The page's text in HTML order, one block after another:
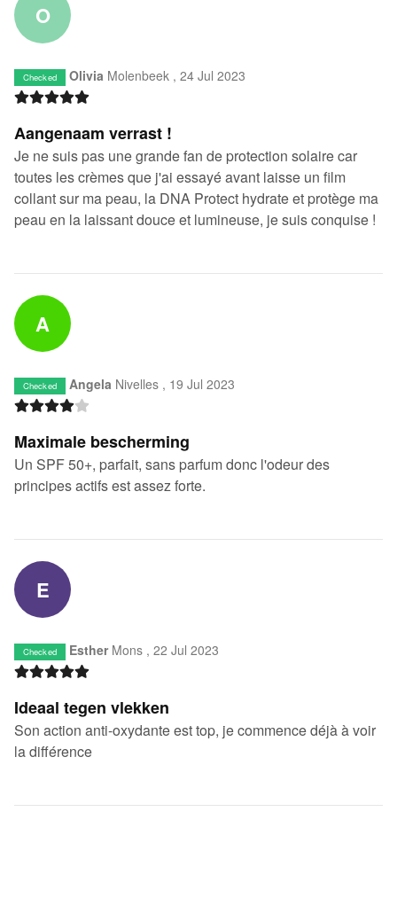
O
Checked Olivia Molenbeek , 24 Jul 2023
Aangenaam verrast !
Je ne suis pas une grande fan de protection solaire car
toutes les crèmes que j'ai essayé avant laisse un film
collant sur ma peau, la DNA Protect hydrate et protège ma
peau en la laissant douce et lumineuse, je suis conquise !
A
Checked Angela Nivelles , 19 Jul 2023
Maximale bescherming
Un SPF 50+, parfait, sans parfum donc l'odeur des
principes actifs est assez forte.
E
Checked EstherMons , 22 Jul 2023
Ideaal tegen vlekken
Son action anti-oxydante est top, je commence déjà à voir
la différence